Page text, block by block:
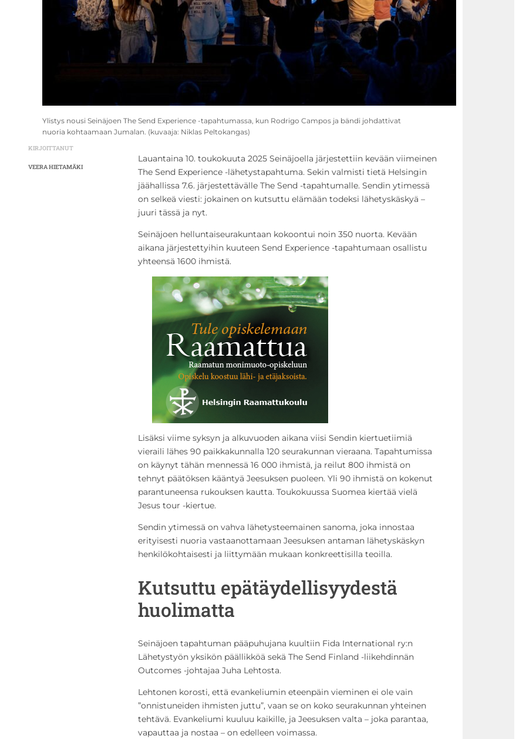
Ylistys nousi Seinäjoen The Send Experience -tapahtumassa, kun Rodrigo Campos ja bändi johdattivat
nuoria kohtaamaan Jumalan. (kuvaaja: Niklas Peltokangas)
KIRJOITTANUT
VEERA HIETAMÄKI
Lauantaina 10. toukokuuta 2025 Seinäjoella järjestettiin kevään viimeinen
The Send Experience -lähetystapahtuma. Sekin valmisti tietä Helsingin
jäähallissa 7.6. järjestettävälle The Send -tapahtumalle. Sendin ytimessä
on selkeä viesti: jokainen on kutsuttu elämään todeksi lähetyskäskyä –
juuri tässä ja nyt.
Seinäjoen helluntaiseurakuntaan kokoontui noin 350 nuorta. Kevään
aikana järjestettyihin kuuteen Send Experience -tapahtumaan osallistu
yhteensä 1600 ihmistä.
Lisäksi viime syksyn ja alkuvuoden aikana viisi Sendin kiertuetiimiä
vieraili lähes 90 paikkakunnalla 120 seurakunnan vieraana. Tapahtumissa
on käynyt tähän mennessä 16 000 ihmistä, ja reilut 800 ihmistä on
tehnyt päätöksen kääntyä Jeesuksen puoleen. Yli 90 ihmistä on kokenut
parantuneensa rukouksen kautta. Toukokuussa Suomea kiertää vielä
Jesus tour -kiertue.
Sendin ytimessä on vahva lähetysteemainen sanoma, joka innostaa
erityisesti nuoria vastaanottamaan Jeesuksen antaman lähetyskäskyn
henkilökohtaisesti ja liittymään mukaan konkreettisilla teoilla.
Kutsuttu epätäydellisyydestä
huolimatta
Seinäjoen tapahtuman pääpuhujana kuultiin Fida International ry:n
Lähetystyön yksikön päällikköä sekä The Send Finland -liikehdinnän
Outcomes -johtajaa Juha Lehtosta.
Lehtonen korosti, että evankeliumin eteenpäin vieminen ei ole vain
”onnistuneiden ihmisten juttu”, vaan se on koko seurakunnan yhteinen
tehtävä. Evankeliumi kuuluu kaikille, ja Jeesuksen valta – joka parantaa,
vapauttaa ja nostaa – on edelleen voimassa.